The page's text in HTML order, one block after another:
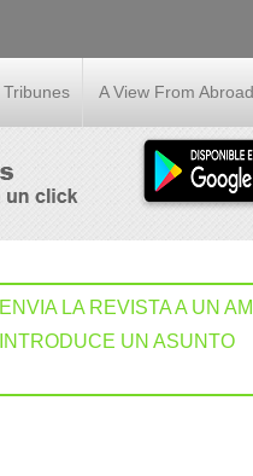
Tribunes A View From Abroad
ENVIA LA REVISTA A UN
INTRODUCE UN ASUNTO